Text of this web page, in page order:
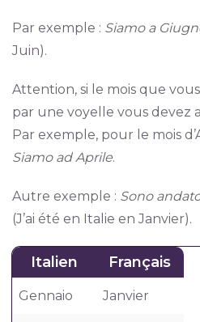
Par exemple : Siamo a
Juin).
Attention, si le mois que
par une voyelle vous devez
Par exemple, pour le mois
Siamo ad Aprile.
Autre exemple : Sono
(J’ai été en Italie en Janvier).
Italien Français
Gennaio Janvier